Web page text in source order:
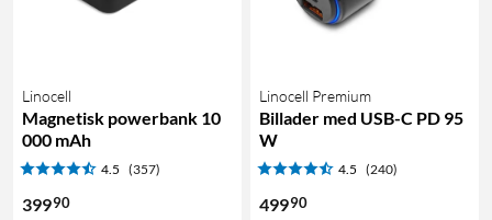
Linocell
Magnetisk powerbank 10
000 mAh
4.5 (357)
39990
Linocell Premium
Billader med USB-C PD 95
W
4.5 (240)
49990